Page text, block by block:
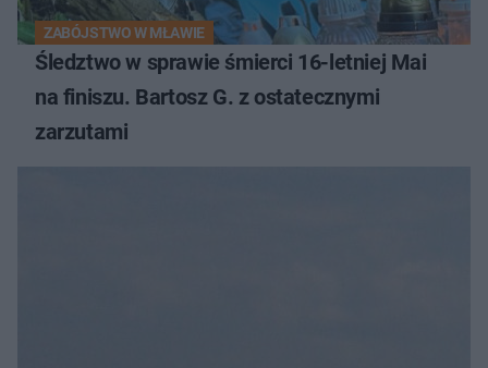
ZABÓJSTWO W MŁAWIE
Śledztwo w sprawie śmierci 16-letniej Mai
na finiszu. Bartosz G. z ostatecznymi
zarzutami